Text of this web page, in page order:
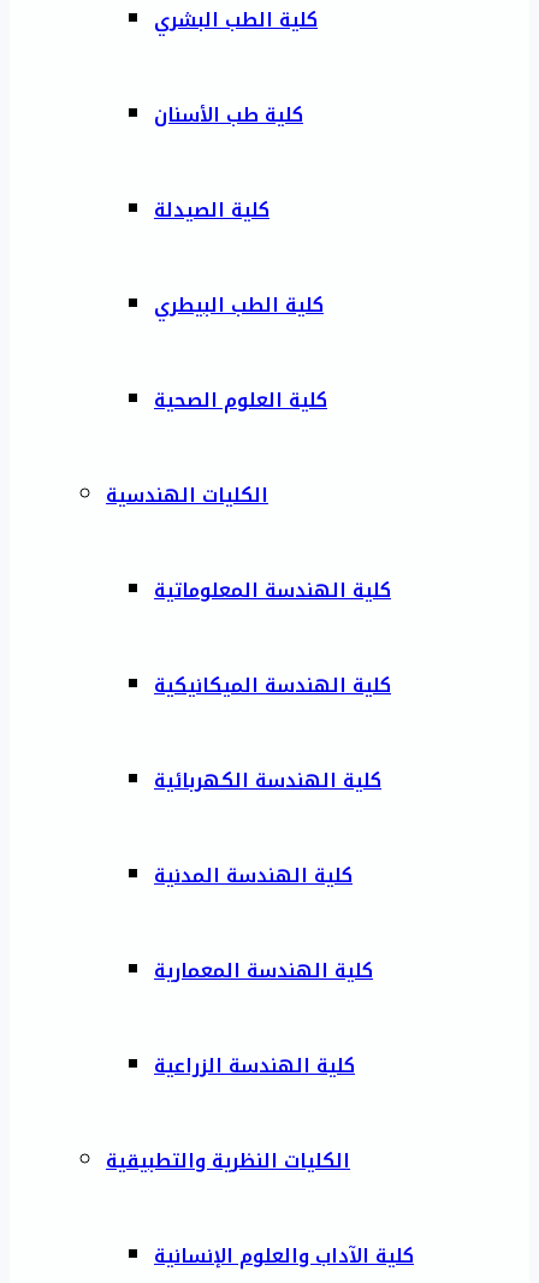
كلية الطب البشري
كلية طب الأسنان
كلية الصيدلة
كلية الطب البيطري
كلية العلوم الصحية
الكليات الهندسية
كلية الهندسة المعلوماتية
كلية الهندسة الميكانيكية
كلية الهندسة الكهربائية
كلية الهندسة المدنية
كلية الهندسة المعمارية
كلية الهندسة الزراعية
الكليات النظرية والتطبيقية
كلية الآداب والعلوم الإنسانية